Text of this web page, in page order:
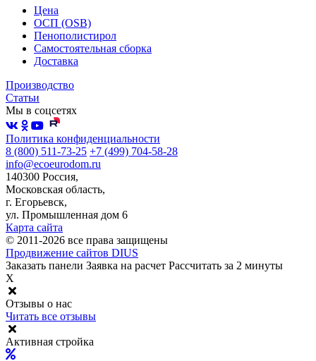
Цена
ОСП (OSB)
Пенополистирол
Самостоятельная сборка
Доставка
Производство
Статьи
Мы в соцсетях
Политика конфиденциальности
8 (800) 511-73-25 +7 (499) 704-58-28
info@ecoeurodom.ru
140300 Россия,
Московская область,
г. Егорьевск,
ул. Промышленная дом 6
Карта сайта
© 2011-2026 все права защищены
Продвижение сайтов DIUS
Заказать панели Заявка на расчет Рассчитать за 2 минуты
X
Отзывы о нас
Читать все отзывы
Активная стройка